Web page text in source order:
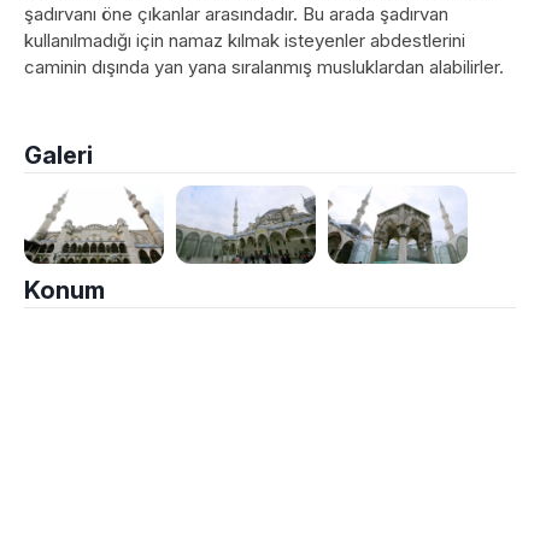
şadırvanı öne çıkanlar arasındadır. Bu arada şadırvan
kullanılmadığı için namaz kılmak isteyenler abdestlerini
caminin dışında yan yana sıralanmış musluklardan alabilirler.
Galeri
Konum